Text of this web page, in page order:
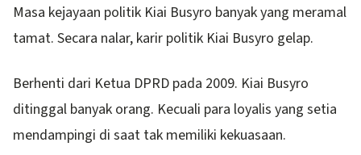
Masa kejayaan politik Kiai Busyro banyak yang meramal
tamat. Secara nalar, karir politik Kiai Busyro gelap.
Berhenti dari Ketua DPRD pada 2009. Kiai Busyro
ditinggal banyak orang. Kecuali para loyalis yang setia
mendampingi di saat tak memiliki kekuasaan.